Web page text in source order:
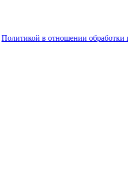
Политикой в отношении обработки